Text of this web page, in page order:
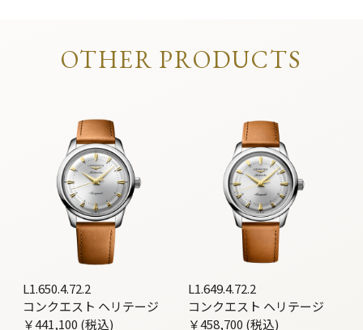
OTHER PRODUCTS
L1.650.4.72.2
コンクエスト ヘリテージ
￥441,100 (税込)
L1.649.4.72.2
コンクエスト ヘリテージ
￥458,700 (税込)